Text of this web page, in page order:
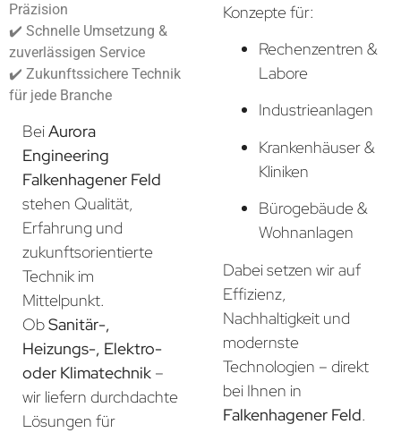
Präzision
✔️ Schnelle Umsetzung &
zuverlässigen Service
✔️ Zukunftssichere Technik
für jede Branche
BeiAurora
Engineering
Falkenhagener Feld
stehen Qualität,
Erfahrung und
zukunftsorientierte
Technik im
Mittelpunkt.
ObSanitär-,
Heizungs-, Elektro-
oder Klimatechnik –
wir liefern durchdachte
Lösungen für
Konzepte für:
Rechenzentren &
Labore
Industrieanlagen
Krankenhäuser &
Kliniken
Bürogebäude &
Wohnanlagen
Dabei setzen wir auf
Effizienz,
Nachhaltigkeit und
modernste
Technologien – direkt
bei Ihnen in
Falkenhagener Feld.